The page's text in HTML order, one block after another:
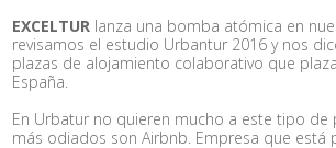
EXCELTUR lanza una bomba atómica en
revisamos el estudio Urbantur 2016 y nos
plazas de alojamiento colaborativo que
España.
En Urbatur no quieren mucho a este tipo de
más odiados son Airbnb. Empresa que está